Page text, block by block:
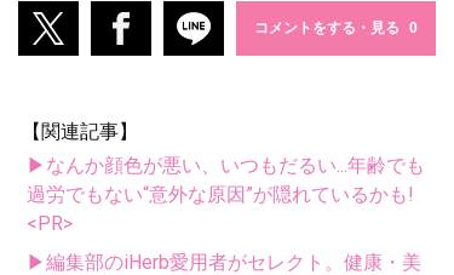
コメントをする・見る
【関連記事】
▶なんか顔色が悪い、いつもだるい...年齢でも
過労でもない“意外な原因”が隠れているかも!
<PR>
▶編集部のiHerb愛用者がセレクト。健康・美